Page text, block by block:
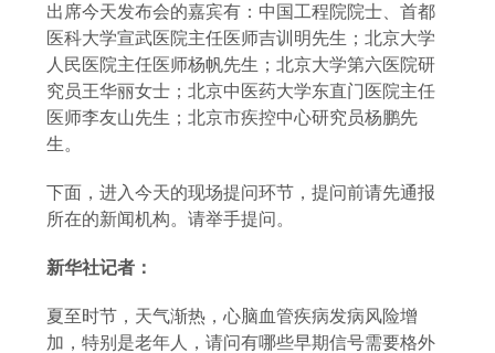
出席今天发布会的嘉宾有：中国工程院院士、首都
医科大学宣武医院主任医师吉训明先生；北京大学
人民医院主任医师杨帆先生；北京大学第六医院研
究员王华丽女士；北京中医药大学东直门医院主任
医师李友山先生；北京市疾控中心研究员杨鹏先
生。
下面，进入今天的现场提问环节，提问前请先通报
所在的新闻机构。请举手提问。
新华社记者：
夏至时节，天气渐热，心脑血管疾病发病风险增
加，特别是老年人，请问有哪些早期信号需要格外